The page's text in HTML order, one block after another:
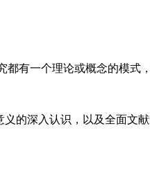
一个理论或概念的模式，
深入认识，以及全面文献